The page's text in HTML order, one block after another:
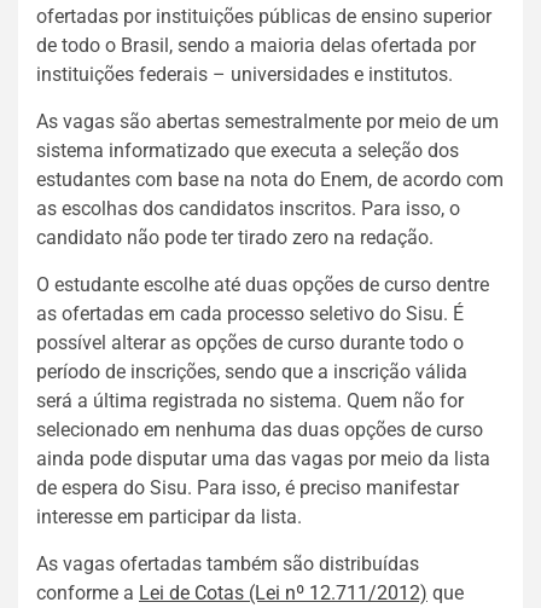
ofertadas por instituições públicas de ensino superior
de todo o Brasil, sendo a maioria delas ofertada por
instituições federais – universidades e institutos.
As vagas são abertas semestralmente por meio de um
sistema informatizado que executa a seleção dos
estudantes com base na nota do Enem, de acordo com
as escolhas dos candidatos inscritos. Para isso, o
candidato não pode ter tirado zero na redação.
O estudante escolhe até duas opções de curso dentre
as ofertadas em cada processo seletivo do Sisu. É
possível alterar as opções de curso durante todo o
período de inscrições, sendo que a inscrição válida
será a última registrada no sistema. Quem não for
selecionado em nenhuma das duas opções de curso
ainda pode disputar uma das vagas por meio da lista
de espera do Sisu. Para isso, é preciso manifestar
interesse em participar da lista.
As vagas ofertadas também são distribuídas
conforme a Lei de Cotas (Lei nº 12.711/2012) que